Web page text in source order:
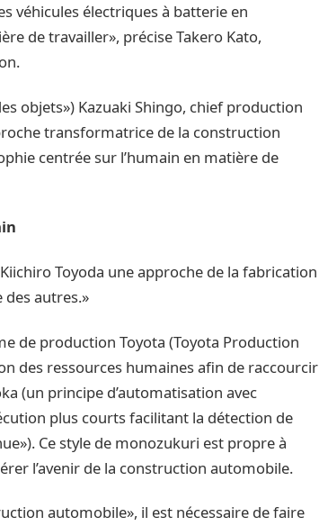
véhicules électriques à batterie en
de travailler», précise Takero Kato,
objets») Kazuaki Shingo, chief production
transformatrice de la construction
centrée sur l’humain en matière de
Toyoda une approche de la fabrication
des autres.»
de production Toyota (Toyota Production
des ressources humaines afin de raccourcir
(un principe d’automatisation avec
plus courts facilitant la détection de
Ce style de monozukuri est propre à
l’avenir de la construction automobile.
automobile», il est nécessaire de faire